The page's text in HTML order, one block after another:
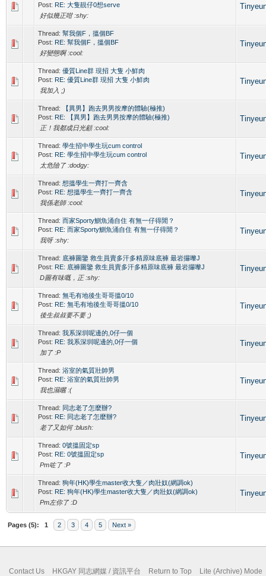
Post: RE: 大隻靚仔0想serve
好似幾正咁 :shy:
Thread: 幫我個F，搵個BF
Post: RE: 幫我個F，搵個BF
好變態啊 :cool:
Thread: 優質Line群 現招 大隻 小鮮肉
Post: RE: 優質Line群 現招 大隻 小鮮肉
我加入 ;)
Thread:
【異男】跑去男男按摩的體驗(極推)
Post: RE: 【異男】跑去男男按摩的體驗(極推)
正！我都成日光顧 :cool:
Thread: 學生招中學生玩cum control
Post: RE: 學生招中學生玩cum control
太危險了 :dodgy:
Thread: 想搵學生一齊打一齊含
Post: RE: 想搵學生一齊打一齊含
我係老師 :cool:
Thread: 而家Sporty鰂魚涌自住 有無一仔得閒？
Post: RE: 而家Sporty鰂魚涌自住 有無一仔得閒？
我呀 :shy:
Thread: 底褲圖鑒 救生員賣多汗多精原味底褲 最岩攞嚟J
Post: RE: 底褲圖鑒 救生員賣多汗多精原味底褲 最岩攞嚟J
D圖有味嘅，正 :shy:
Thread: 無毛有地後生哥哥搵0/10
Post: RE: 無毛有地後生哥哥搵0/10
後生叔叔要不要 ;)
Thread: 我系深圳呢邊的,0仔一個
Post: RE: 我系深圳呢邊的,0仔一個
加了 :P
Thread: 浴室的氣質壯帥男
Post: RE: 浴室的氣質壯帥男
我也濕曬 :(
Thread: 同志老了怎麼辦?
Post: RE: 同志老了怎麼辦?
老了又如何 :blush:
Thread: 0號搵固定sp
Post: RE: 0號搵固定sp
Pm咗了 :P
Thread: 狗年(HK)學生master收大隻／肉壯奴(網調ok)
Post: RE: 狗年(HK)學生master收大隻／肉壯奴(網調ok)
Pm左你了 :D
Pages (5): 1 2 3 4 5 Next »
Contact Us HKGAY 同志網媒 / 資訊平台 Return to Top Lite (Archive) Mode